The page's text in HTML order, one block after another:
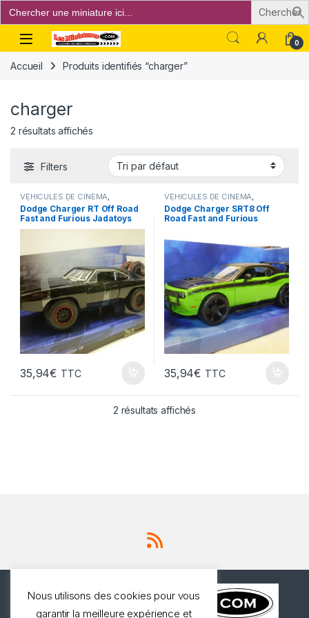
Search
for:
Open 0
Accueil Produits identifiés “charger”
charger
2 résultats affichés
Filters
VÉHICULES DE CINEMA
VÉHICULES ÉTRANGERS
(voitures,camions ...)
Dodge Charger RT Off Road
Fast and Furious Jadatoys
1/24°
35,94€ TTC
VÉHICULES DE CINEMA
VÉHICULES ÉTRANGERS
(voitures,camions ...)
Dodge Charger SRT8 Off
Road Fast and Furious
35,94€ TTC
2 résultats affichés
Nous utilisons des cookies pour vous
garantir la meilleure expérience et